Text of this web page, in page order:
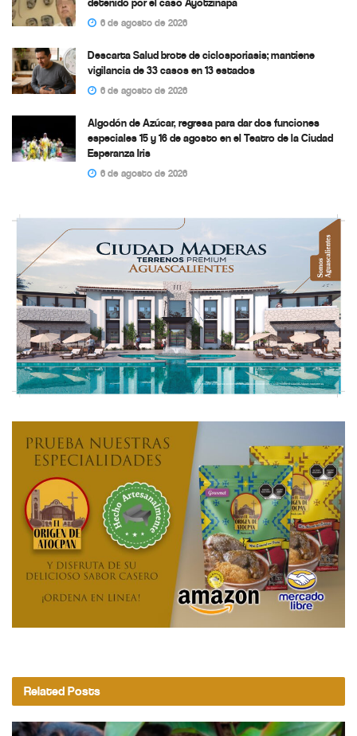
detenido por el caso Ayotzinapa
6 de agosto de 2026
Descarta Salud brote de ciclosporiasis; mantiene
vigilancia de 33 casos en 13 estados
6 de agosto de 2026
Algodón de Azúcar, regresa para dar dos funciones
especiales 15 y 16 de agosto en el Teatro de la Ciudad
Esperanza Iris
6 de agosto de 2026
Related Posts